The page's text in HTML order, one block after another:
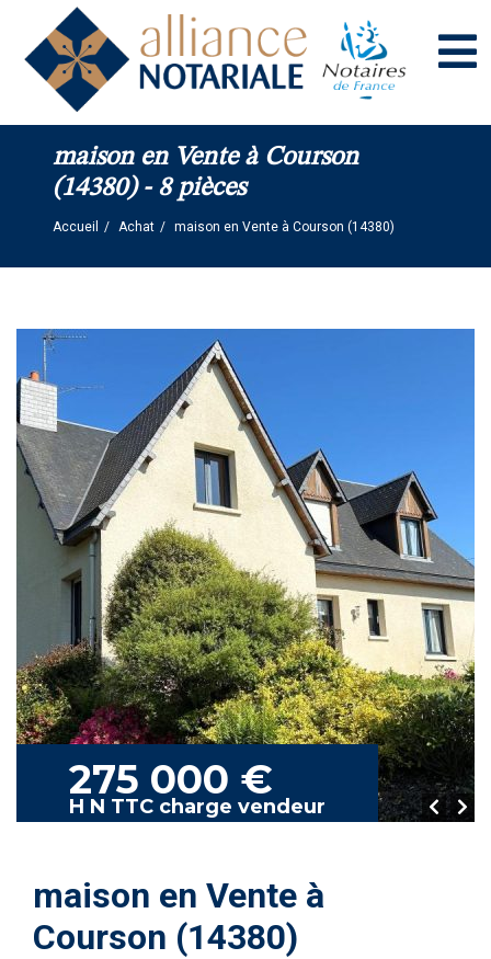
maison en Vente à Courson
(14380) - 8 pièces
Accueil Achat maison en Vente à Courson (14380)
275 000 €
H N TTC charge vendeur
maison en Vente à
Courson (14380)
Panneau de gestion des cookies